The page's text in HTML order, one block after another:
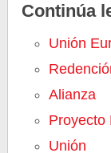
Continúa
Unión
Alianza
Proyecto
Unión